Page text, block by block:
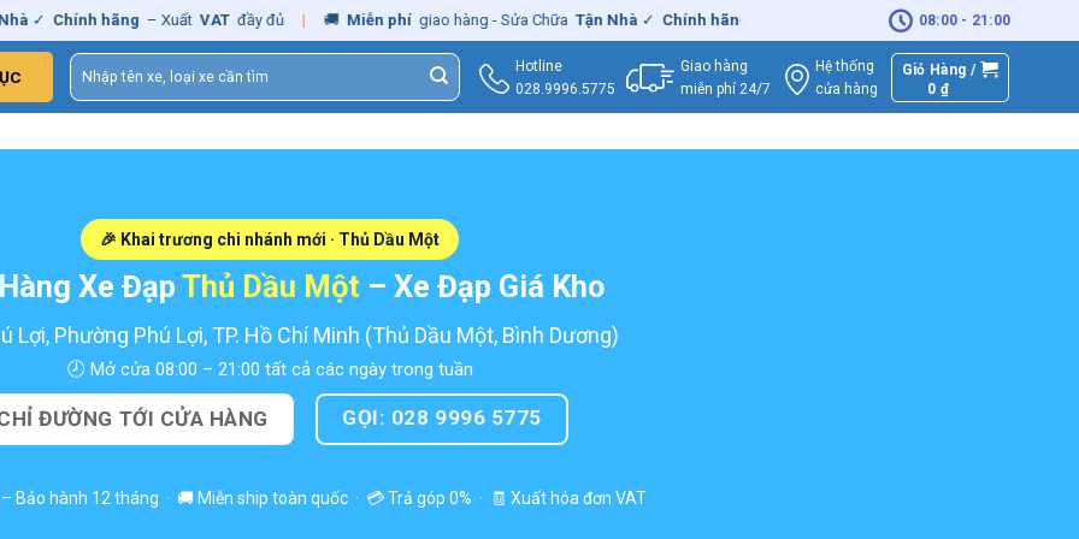
hãng– Xuất VAT đầy đủ | 🚚 Miễn phí giao hàng - Sửa Chữa Tận Nhà ✓ Chính hãng – Xuất Miễn phí giao hàng - Sửa
08:00 - 21:00
Tìm
kiếm:
Hotline
028.9996.5775
Giao hàng
miễn phí 24/7
Hệ thống
cửa hàng
Giỏ Hàng /
0₫
🎉 Khai trương chi nhánh mới · Thủ Dầu Một
Xe ĐạpThủ Dầu Một – Xe Đạp Giá Kho
Lợi, Phường Phú Lợi, TP. Hồ Chí Minh (Thủ Dầu Một, Bình Dương)
🕗 Mở cửa 08:00 – 21:00 tất cả các ngày trong tuần
ĐƯỜNG TỚI CỬA HÀNG GỌI: 028 9996 5775
Bảo hành 12 tháng · 🚚 Miễn ship toàn quốc · 💳 Trả góp 0% · 🧾 Xuất hóa đơn VAT